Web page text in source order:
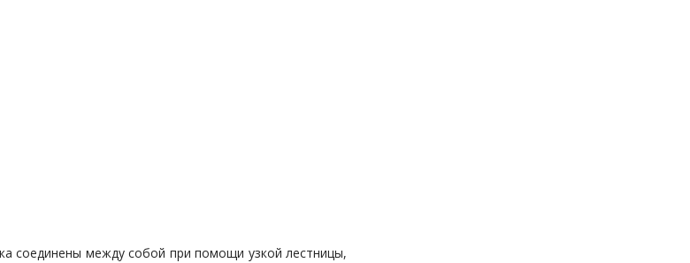
соединены между собой при помощи узкой лестницы,